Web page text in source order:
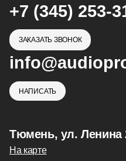
+7 (345) 253-
ЗАКАЗАТЬ ЗВОНОК
НАПИСАТЬ
Тюмень, ул. Ленина
На карте